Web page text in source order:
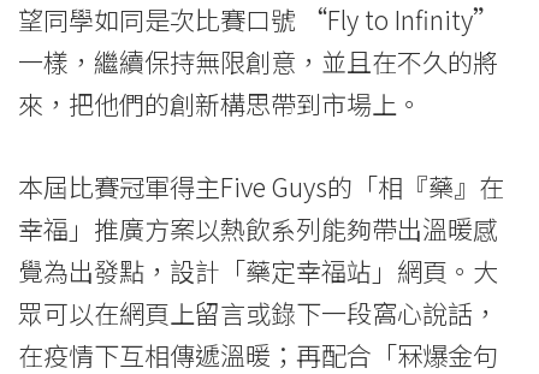
香
港
會
大
學
望同學如同是次比賽口號 “Fly to Infinity”
一樣，繼續保持無限創意，並且在不久的將
來，把他們的創新構思帶到市場上。
本屆比賽冠軍得主Five Guys的「相『藥』在
幸福」推廣方案以熱飲系列能夠帶出溫暖感
覺為出發點，設計「藥定幸福站」網頁。大
眾可以在網頁上留言或錄下一段窩心說話，
在疫情下互相傳遞溫暖；再配合「冧爆金句